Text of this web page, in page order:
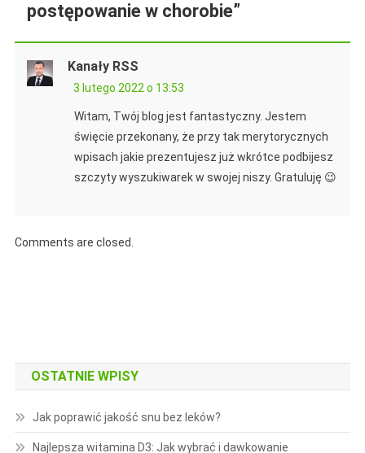
postępowanie w chorobie”
Kanały RSS
3 lutego 2022 o 13:53
Witam, Twój blog jest fantastyczny. Jestem
święcie przekonany, że przy tak merytorycznych
wpisach jakie prezentujesz już wkrótce podbijesz
szczyty wyszukiwarek w swojej niszy. Gratuluję 😉
Comments are closed.
OSTATNIE WPISY
Jak poprawić jakość snu bez leków?
Najlepsza witamina D3: Jak wybrać i dawkowanie